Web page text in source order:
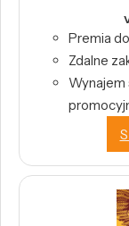
Premia
Zdalne